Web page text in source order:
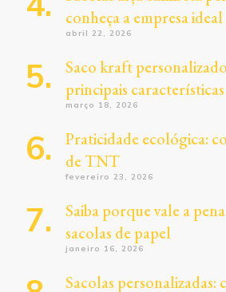
conheça a empresa
abril 22, 2026
Saco kraft
principais características
março 18, 2026
Praticidade ecológica:
de TNT
fevereiro 23, 2026
Saiba porque vale a
sacolas de papel
janeiro 16, 2026
Sacolas personalizadas: